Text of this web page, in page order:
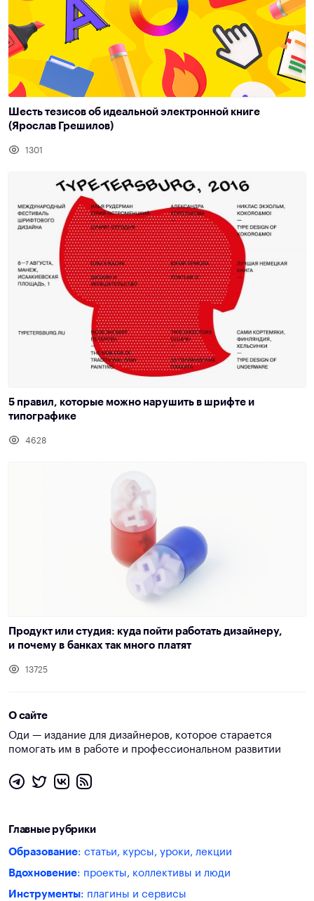
Шесть тезисов об идеальной электронной книге
(Ярослав Грешилов)
1301
5 правил, которые можно нарушить в шрифте и
типографике
4628
Продукт или студия: куда пойти работать дизайнеру,
и почему в банках так много платят
13725
О сайте
Оди — издание для дизайнеров, которое старается
помогать им в работе и профессиональном развитии
Главные рубрики
Образование: статьи, курсы, уроки, лекции
Вдохновение: проекты, коллективы и люди
Инструменты: плагины и сервисы